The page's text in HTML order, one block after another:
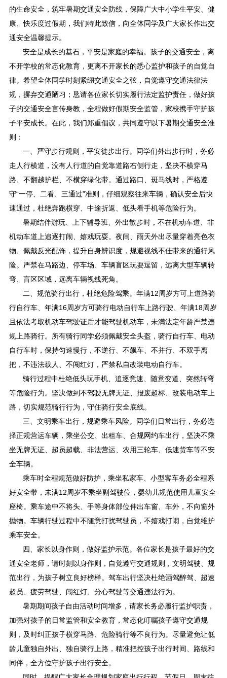
的生命安全，筑牢暑期交通安全防线，保障广大中小学生平安、健
康、快乐度过假期，我们特此致信，向全体同学及广大家长作出交
通安全温馨提示。
安全是成长的基石，平安是家庭的幸福。孩子的交通安全，离
不开学校的常态化教育，更离不开家长的悉心监护和孩子的自觉自
律。希望全体同学时刻紧绷交通安全之弦，自觉遵守交通法律法
规，摒弃交通陋习；恳请各位家长切实履行法定监护责任，做好孩
子的交通安全言传身教，全程做好假期安全监管，家校携手守护孩
子平安成长。在此，我们郑重倡议，共同遵守以下暑期交通安全准
则：
一、严守步行规则，平安徒步出行。同学们外出步行时，务必
走人行横道，没有人行道的自觉靠道路右侧行走，坚决不横穿马
路、不翻越护栏、不横穿绿化带。通过路口、斑马线时，严格遵
守“一停、二看、三通过”准则，仔细观察往来车辆，确认安全后快
速通过，杜绝奔跑横穿、中途折返、低头看手机等危险行为。
暑期结伴游玩、上下辅导班、外出散步时，不在机动车道、非
机动车道上追逐打闹、嬉戏玩耍。夜间、雨天外出尽量穿着亮色衣
物、佩戴反光配饰，提升自身辨识度，规避视线不佳带来的通行风
险。严禁在马路边、停车场、车辆盲区玩耍逗留，远离大型车辆转
弯、盲区区域，远离车辆视线死角。
二、规范骑行出行，杜绝危险驾乘。年满12周岁方可上道路骑
行自行车、年满16周岁方可骑行电动自行车上路行驶、年满18周岁
且依法考取机动车驾驶证后才能驾驶机动车，未满法定年龄严禁违
规上路骑行。所有骑行同学必须佩戴安全头盔，骑行自行车、电动
自行车时，保持匀速慢行，不逆行、不飙车、不并行、不双手离
把，不违法载人、不闯红灯，严禁私自改装电动自行车。
骑行过程中杜绝低头玩手机、追逐竞速、随意变道、突然转弯
等危险行为。坚决做到不驾驶无牌无证、报废超标、改装电动车上
路，切实规范骑行行为，守住骑行安全底线。
三、文明乘车出行，规避乘车风险。同学们日常出行，务必选
择正规营运车辆，乘坐公交、出租车、合规网约车出行，坚决不乘
坐无牌无证、超员超载、非法营运、农用三轮车、低速货车等不安
全车辆。
乘车时全程规范做好防护，乘坐私家车、小型客车务必全程系
好安全带，未满12周岁不乘坐副驾驶位，婴幼儿规范使用儿童安全
座椅。乘车途中不将头、手等身体部位伸出车窗、车外，不向窗外
抛物。车辆行驶过程中不随意打扰驾驶员，不嬉戏打闹，自觉维护
乘车安全。
四、家长以身作则，做好监护示范。各位家长是孩子最好的交
通安全老师，请时刻以身作则，自觉遵守交通规则，文明驾驶、规
范出行，为孩子树立良好榜样。驾车出行坚决杜绝酒驾醉驾、超速
超员、疲劳驾驶、闯红灯、分心驾驶等交通违法行为。
暑期期间孩子自由活动时间增多，请家长务必履行监护职责，
加强对孩子的日常监管和安全教育，常态化叮嘱孩子遵守交通规
则，及时纠正孩子横穿马路、危险骑行等不良行为。尽量避免让低
龄儿童独自外出、独自骑行上路，精准把控孩子出行时间、路线和
同伴，全方位守护孩子出行安全。